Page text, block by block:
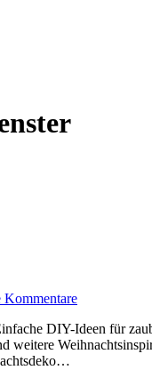
Kommentare
weitere